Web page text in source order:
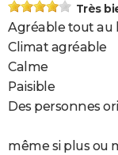
Très
Agréable tout au
Climat agréable
Calme
Paisible
Des personnes
même si plus ou